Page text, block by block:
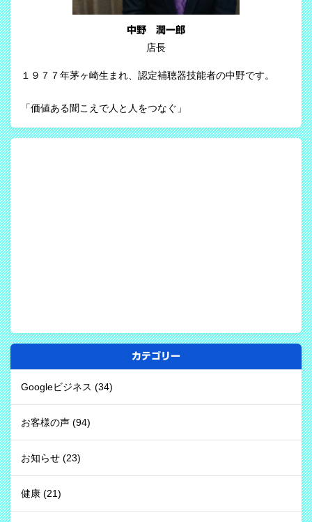
中野 潤一郎
店長
１９７７年茅ヶ崎生まれ、認定補聴器技能者の中野です。
「価値ある聞こえで人と人をつなぐ」
カテゴリー
Googleビジネス (34)
お客様の声 (94)
お知らせ (23)
健康 (21)